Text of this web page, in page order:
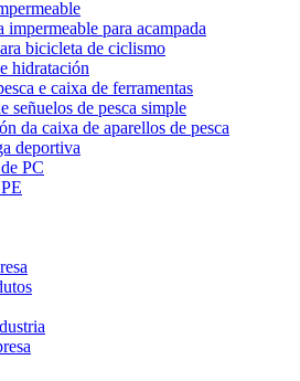
impermeable para acampada
bicicleta de ciclismo
hidratación
e caixa de ferramentas
señuelos de pesca simple
da caixa de aparellos de pesca
deportiva
PC